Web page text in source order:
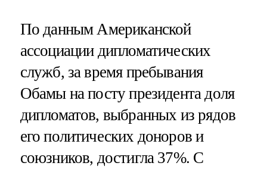
По данным Американской
ассоциации дипломатических
служб, за время пребывания
Обамы на посту президента доля
дипломатов, выбранных из рядов
его политических доноров и
союзников, достигла 37%. С